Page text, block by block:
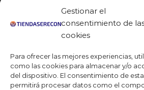
Gestionar el
consentimiento de
cookies
Para ofrecer las mejores experiencias,
como las cookies para almacenar y/o
del dispositivo. El consentimiento de
permitirá procesar datos como el
Linkedin
MAS DE 50 RESEÑAS